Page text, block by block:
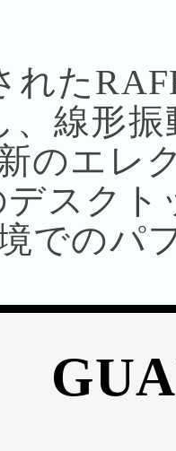
れた
、線形
のエレ
スクト
でのパ